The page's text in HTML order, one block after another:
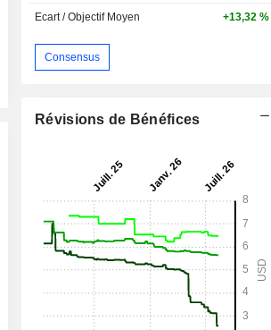
Ecart / Objectif Moyen +13,32 %
Consensus
Révisions de Bénéfices